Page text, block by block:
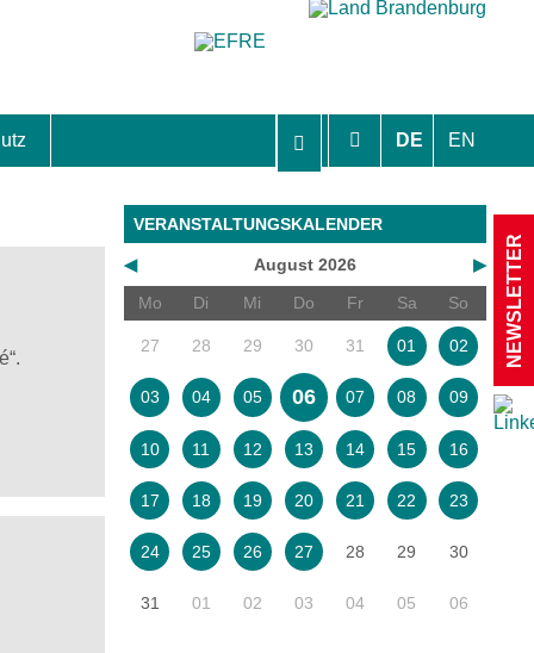
DE EN
VERANSTALTUNGSKALENDER
◀ ▶
August 2026
Mo
Di Mi Do Fr Sa So
27 28 29 30 31 01 02
03 04 05 06 07 08 09
10 11 12 13 14 15 16
17 18 19 20 21 22 23
24 25 26 27 28 29 30
31 01 02 03 04 05 06
NEWSLETTER